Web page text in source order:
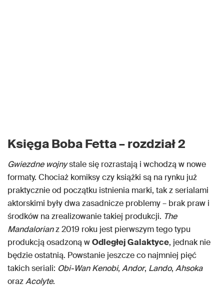
Księga Boba Fetta – rozdział 2
Gwiezdne wojnystale się rozrastają i wchodzą w nowe
formaty. Chociaż komiksy czy książki są na rynku już
praktycznie od początku istnienia marki, tak z serialami
aktorskimi były dwa zasadnicze problemy – brak praw i
środków na zrealizowanie takiej produkcji. The
Mandalorianz 2019 roku jest pierwszym tego typu
produkcją osadzoną wOdległej Galaktyce, jednak nie
będzie ostatnią. Powstanie jeszcze co najmniej pięć
takich seriali: Obi-Wan Kenobi, Andor, Lando, Ahsoka
orazAcolyte.